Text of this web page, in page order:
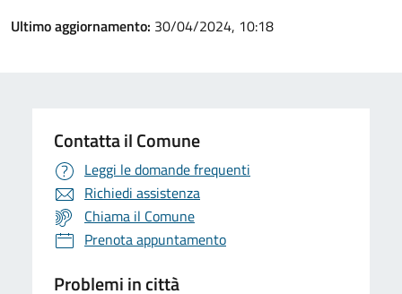
Ultimo aggiornamento: 30/04/2024, 10:18
Contatta il Comune
Leggi le domande frequenti
Richiedi assistenza
Chiama il Comune
Prenota appuntamento
Problemi in città